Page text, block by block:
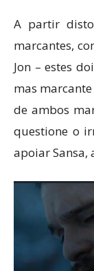
A partir
marcantes,
Jon – estes
mas
de ambos
questione o
apoiar Sansa,